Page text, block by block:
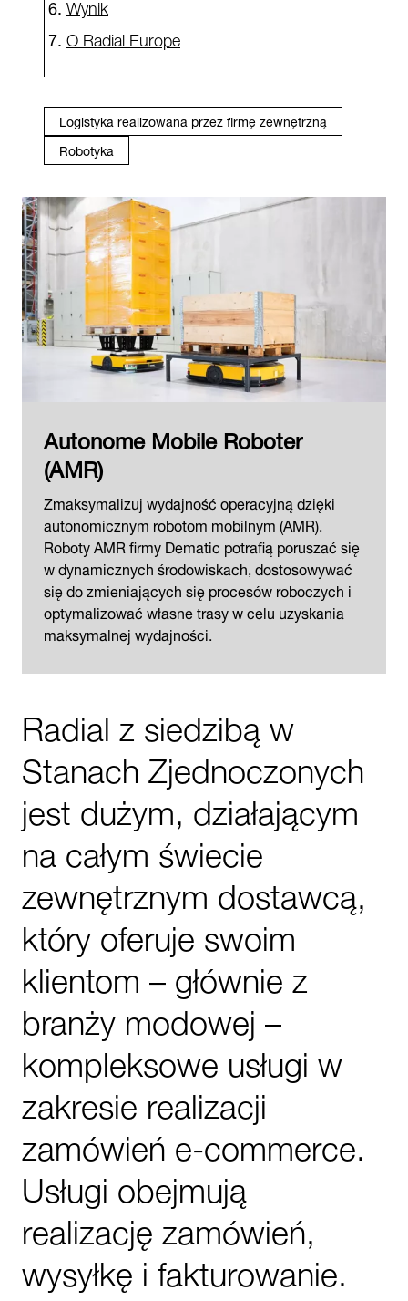
O Radial Europe
Logistyka realizowana przez firmę zewnętrzną
Robotyka
Autonome Mobile Roboter
(AMR)
Zmaksymalizuj wydajność operacyjną dzięki
autonomicznym robotom mobilnym (AMR).
Roboty AMR firmy Dematic potrafią poruszać się
w dynamicznych środowiskach, dostosowywać
się do zmieniających się procesów roboczych i
optymalizować własne trasy w celu uzyskania
maksymalnej wydajności.
Radial z siedzibą w
Stanach Zjednoczonych
jest dużym, działającym
na całym świecie
zewnętrznym dostawcą,
który oferuje swoim
klientom – głównie z
branży modowej –
kompleksowe usługi w
zakresie realizacji
zamówień e-commerce.
Usługi obejmują
realizację zamówień,
wysyłkę i fakturowanie.